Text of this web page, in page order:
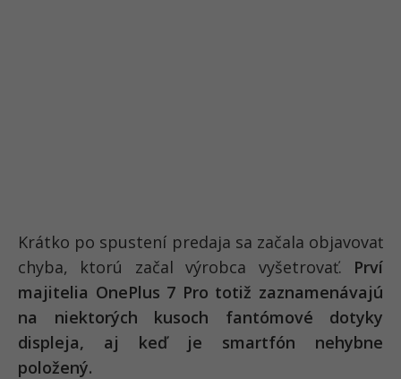
Krátko po spustení predaja sa začala objavovať
chyba, ktorú začal výrobca vyšetrovať. Prví
majitelia OnePlus 7 Pro totiž zaznamenávajú
na niektorých kusoch fantómové dotyky
displeja, aj keď je smartfón nehybne
položený.